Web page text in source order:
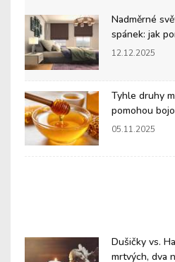
Nadměrné
spánek: jak
12.12.2025
Tyhle druhy
pomohou
05.11.2025
Dušičky vs.
mrtvých, dva